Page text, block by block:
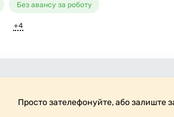
Без авансу за роботу
+4
Просто зателефонуйте, або залиште